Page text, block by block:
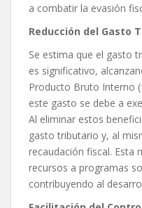
a combatir la evasión
Reducción del Gasto
Se estima que el gasto
es significativo,
Producto Bruto Interno
este gasto se debe a
Al eliminar estos
gasto tributario y, al
recaudación fiscal. Esta
recursos a programas
contribuyendo al